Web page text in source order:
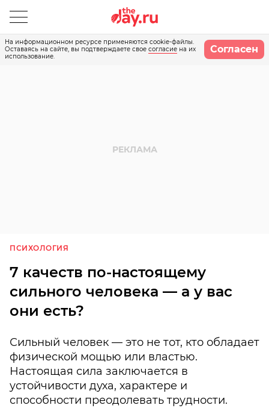
На информационном ресурсе применяются cookie-файлы.
Оставаясь на сайте, вы подтверждаете свое согласие на их
использование.
Согласен
ПСИХОЛОГИЯ
7 качеств по-настоящему
сильного человека — а у вас
они есть?
Сильный человек — это не тот, кто обладает
физической мощью или властью.
Настоящая сила заключается в
устойчивости духа, характере и
способности преодолевать трудности.